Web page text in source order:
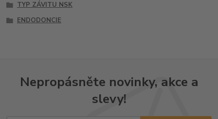
TYP ZÁVITU NSK
ENDODONCIE
Nepropásněte novinky, akce a
slevy!